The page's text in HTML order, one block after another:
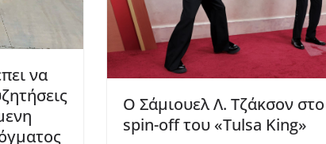
να
Ο Σάμιουελ Λ. Τζάκσον
spin-off του «Tulsa King»